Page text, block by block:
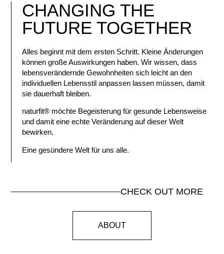
CHANGING THE
FUTURE TOGETHER
Alles beginnt mit dem ersten Schritt. Kleine Änderungen
können große Auswirkungen haben. Wir wissen, dass
lebensverändernde Gewohnheiten sich leicht an den
individuellen Lebensstil anpassen lassen müssen, damit
sie dauerhaft bleiben.
naturfit® möchte Begeisterung für gesunde Lebensweise
und damit eine echte Veränderung auf dieser Welt
bewirken.
Eine gesündere Welt für uns alle.
CHECK OUT MORE
ABOUT